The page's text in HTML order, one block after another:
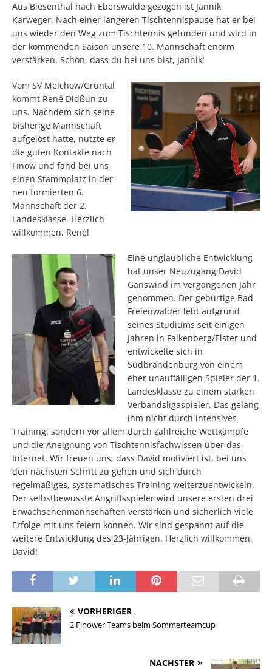
Aus Biesenthal nach Eberswalde gezogen ist Jannik
Karweger. Nach einer längeren Tischtennispause hat er bei
uns wieder den Weg zum Tischtennis gefunden und wird in
der kommenden Saison unsere 10. Mannschaft enorm
verstärken. Schön, dass du bei uns bist, Jannik!
Vom SV Melchow/Grüntal
kommt René Didßun zu
uns. Nachdem sich seine
bisherige Mannschaft
aufgelöst hatte, nutzte er
die guten Kontakte nach
Finow und fand bei uns
einen Stammplatz in der
neu formierten 6.
Mannschaft der 2.
Landesklasse. Herzlich
willkommen, René!
Eine unglaubliche Entwicklung
hat unser Neuzugang David
Ganswind im vergangenen Jahr
genommen. Der gebürtige Bad
Freienwalder lebt aufgrund
seines Studiums seit einigen
Jahren in Falkenberg/Elster und
entwickelte sich in
Südbrandenburg von einem
eher unauffälligen Spieler der 1.
Landesklasse zu einem starken
Verbandsligaspieler. Das gelang
ihm nicht durch intensives
Training, sondern vor allem durch zahlreiche Wettkämpfe
und die Aneignung von Tischtennisfachwissen über das
Internet. Wir freuen uns, dass David motiviert ist, bei uns
den nächsten Schritt zu gehen und sich durch
regelmäßiges, systematisches Training weiterzuentwickeln.
Der selbstbewusste Angriffsspieler wird unsere ersten drei
Erwachsenenmannschaften verstärken und sicherlich viele
Erfolge mit uns feiern können. Wir sind gespannt auf die
weitere Entwicklung des 23-Jährigen. Herzlich willkommen,
David!
VORHERIGER
2 Finower Teams beim Sommerteamcup
NÄCHSTER